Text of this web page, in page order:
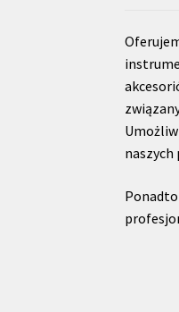
naszych